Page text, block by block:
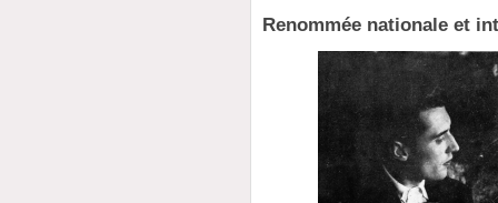
Renommée nationale et